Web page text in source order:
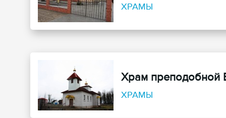
ХРАМЫ
Храм преподобной
ХРАМЫ